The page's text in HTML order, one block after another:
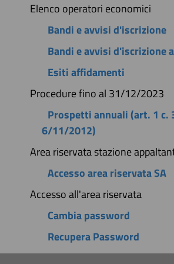
Elenco operatori economici
Bandi e avvisi d'iscrizione
Bandi e avvisi d'iscrizione
Esiti affidamenti
Procedure fino al 31/12/2023
Prospetti annuali (art. 1 c.
6/11/2012)
Area riservata stazione
Accesso area riservata SA
Accesso all'area riservata
Cambia password
Recupera Password